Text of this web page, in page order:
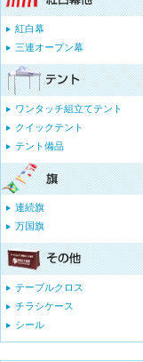
紅白幕
三連オープン幕
ワンタッチ組立てテント
クイックテント
テント備品
連続旗
万国旗
テーブルクロス
チラシケース
シール